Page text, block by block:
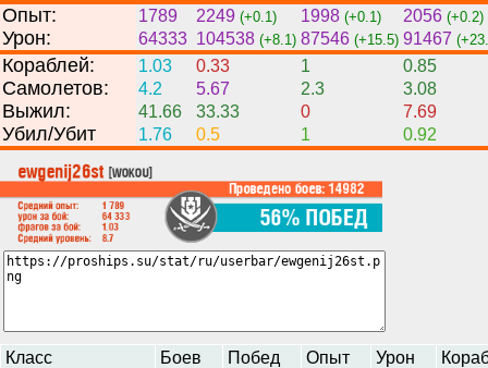
Опыт: 1789 2249 (+0.1) 1998 (+0.1) 2056 (+0.2)
Урон: 64333 104538 (+8.1) 87546 (+15.5) 91467
Кораблей: 1.03 0.33 1 0.85
Самолетов: 4.2 5.67 2.3 3.08
Выжил: 41.66 33.33 0 7.69
Убил/Убит 1.76 0.5 1 0.92
Класс Боев Побед Опыт Урон